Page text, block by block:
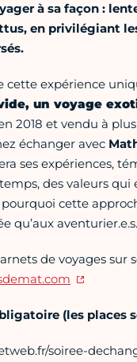
à sa façon :
en privilégiant
cette expérience
un voyage
2018 et vendu à
échanger avec
ses expériences,
des valeurs qui
cette
qu’aux aventurier.e.s.
de voyages sur
(les places
soiree-